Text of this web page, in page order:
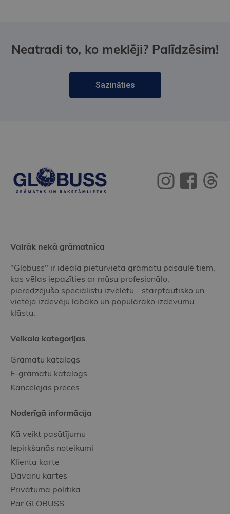
Neatradi to, ko meklēji? Palīdzēsim!
Sazināties
Vairāk nekā grāmatnīca
"Globuss" ir ideāla pieturvieta grāmatu pasaulē tiem,
kas vēlas iepazīties ar mūsu profesionālo,
pieredzējušo speciālistu izvēlētu - starptautisko un
vietējo izdevēju labāko un populārāko izdevumu
klāstu.
Veikala kategorijas
Grāmatu katalogs
E-grāmatu katalogs
Kancelejas preces
Noderīgā informācija
Kā veikt pasūtījumu
Iepirkšanās noteikumi
Klienta karte
Dāvanu kartes
Privātuma politika
Par GLOBUSS